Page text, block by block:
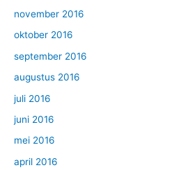
november 2016
oktober 2016
september 2016
augustus 2016
juli 2016
juni 2016
mei 2016
april 2016